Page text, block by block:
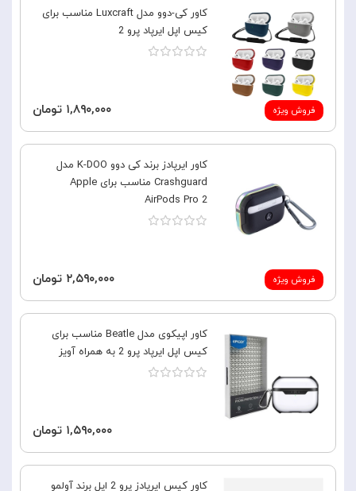
فروش ویژه
کاور کی-دوو مدل Luxcraft مناسب برای
کیس اپل ایرپاد پرو 2
۱,۸۹۰,۰۰۰ تومان
فروش ویژه
کاور ایرپادز برند کی دوو K-DOO مدل
Crashguard مناسب برای Apple
AirPods Pro 2
۲,۵۹۰,۰۰۰ تومان
کاور اپیکوی مدل Beatle مناسب برای
کیس اپل ایرپاد پرو 2 به همراه آویز
۱,۵۹۰,۰۰۰ تومان
کاور کیس ایرپادز پرو 2 اپل برند آولمو